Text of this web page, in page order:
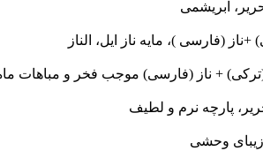
ابریشمی
(فارسی )، مایه ناز ایل، الناز
(ترکی) + ناز (فارسی) موجب فخر و مباهات
پارچه نرم و لطیف
زیبای وحشی